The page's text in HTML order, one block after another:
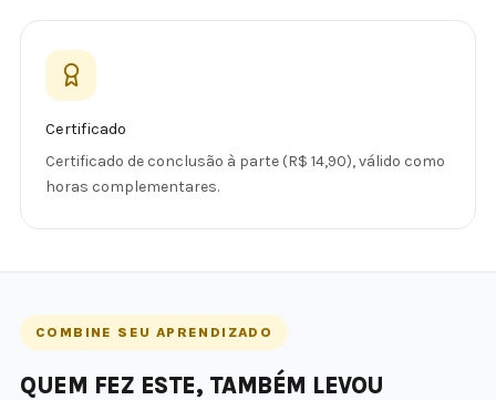
Certificado
Certificado de conclusão à parte (R$ 14,90), válido como
horas complementares.
COMBINE SEU APRENDIZADO
QUEM FEZ ESTE, TAMBÉM LEVOU